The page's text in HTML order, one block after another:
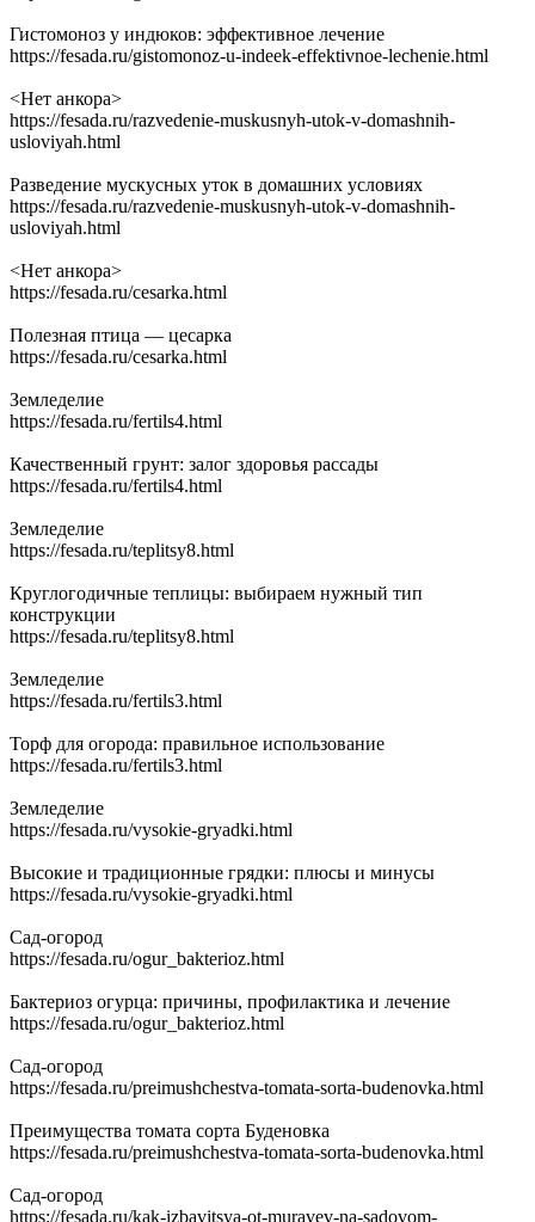
Гистомоноз у индюков: эффективное лечение
https://fesada.ru/gistomonoz-u-indeek-effektivnoe-lechenie.html
<Нет анкора>
https://fesada.ru/razvedenie-muskusnyh-utok-v-domashnih-
usloviyah.html
Разведение мускусных уток в домашних условиях
https://fesada.ru/razvedenie-muskusnyh-utok-v-domashnih-
usloviyah.html
<Нет анкора>
https://fesada.ru/cesarka.html
Полезная птица — цесарка
https://fesada.ru/cesarka.html
Земледелие
https://fesada.ru/fertils4.html
Качественный грунт: залог здоровья рассады
https://fesada.ru/fertils4.html
Земледелие
https://fesada.ru/teplitsy8.html
Круглогодичные теплицы: выбираем нужный тип
конструкции
https://fesada.ru/teplitsy8.html
Земледелие
https://fesada.ru/fertils3.html
Торф для огорода: правильное использование
https://fesada.ru/fertils3.html
Земледелие
https://fesada.ru/vysokie-gryadki.html
Высокие и традиционные грядки: плюсы и минусы
https://fesada.ru/vysokie-gryadki.html
Сад-огород
https://fesada.ru/ogur_bakterioz.html
Бактериоз огурца: причины, профилактика и лечение
https://fesada.ru/ogur_bakterioz.html
Сад-огород
https://fesada.ru/preimushchestva-tomata-sorta-budenovka.html
Преимущества томата сорта Буденовка
https://fesada.ru/preimushchestva-tomata-sorta-budenovka.html
Сад-огород
https://fesada.ru/kak-izbavitsya-ot-muravev-na-sadovom-